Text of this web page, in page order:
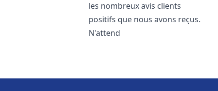
les nombreux avis clients
positifs que nous avons reçus.
N'attend